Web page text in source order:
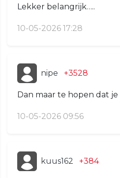
Lekker belangrijk…..
10-05-2026 17:28
nipe +3528
Dan maar te hopen dat
10-05-2026 09:56
kuus162 +384